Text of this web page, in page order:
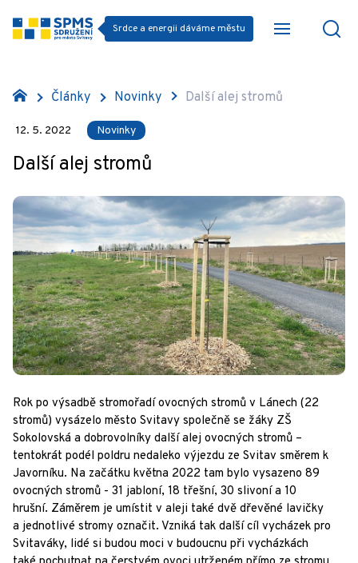
Srdce a energii dáváme městu
Články Novinky Další alej stromů
12. 5. 2022 Novinky
Další alej stromů
Rok po výsadbě stromořadí ovocných stromů v Lánech (22
stromů) vysázelo město Svitavy společně se žáky ZŠ
Sokolovská a dobrovolníky další alej ovocných stromů –
tentokrát podél poldru nedaleko výjezdu ze Svitav směrem k
Javorníku. Na začátku května 2022 tam bylo vysazeno 89
ovocných stromů - 31 jabloní, 18 třešní, 30 slivoní a 10
hrušní. Záměrem je umístit v aleji také dvě dřevěné lavičky
a jednotlivé stromy označit. Vzniká tak další cíl vycházek pro
Svitaváky, lidé si budou moci v budoucnu při vycházkách